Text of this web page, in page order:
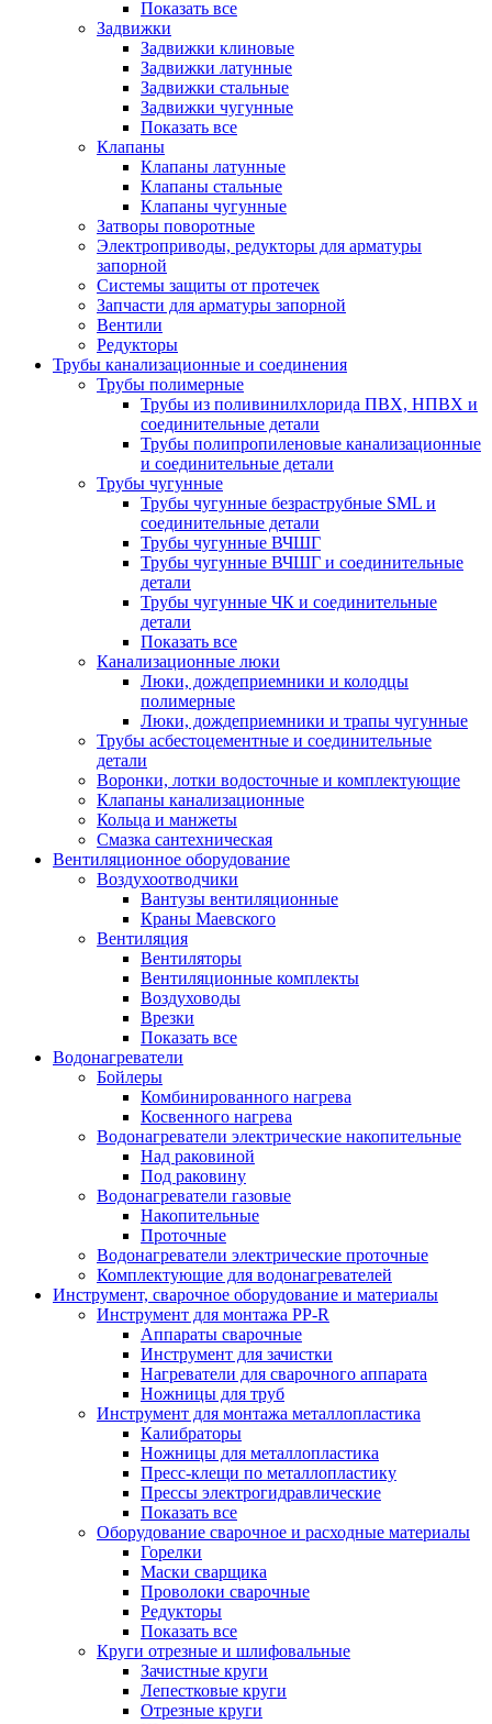
Показать все
Задвижки
Задвижки клиновые
Задвижки латунные
Задвижки стальные
Задвижки чугунные
Показать все
Клапаны
Клапаны латунные
Клапаны стальные
Клапаны чугунные
Затворы поворотные
Электроприводы, редукторы для арматуры
запорной
Системы защиты от протечек
Запчасти для арматуры запорной
Вентили
Редукторы
Трубы канализационные и соединения
Трубы полимерные
Трубы из поливинилхлорида ПВХ, НПВХ и
соединительные детали
Трубы полипропиленовые канализационные
и соединительные детали
Трубы чугунные
Трубы чугунные безраструбные SML и
соединительные детали
Трубы чугунные ВЧШГ
Трубы чугунные ВЧШГ и соединительные
детали
Трубы чугунные ЧК и соединительные
детали
Показать все
Канализационные люки
Люки, дождеприемники и колодцы
полимерные
Люки, дождеприемники и трапы чугунные
Трубы асбестоцементные и соединительные
детали
Воронки, лотки водосточные и комплектующие
Клапаны канализационные
Кольца и манжеты
Смазка сантехническая
Вентиляционное оборудование
Воздухоотводчики
Вантузы вентиляционные
Краны Маевского
Вентиляция
Вентиляторы
Вентиляционные комплекты
Воздуховоды
Врезки
Показать все
Водонагреватели
Бойлеры
Комбинированного нагрева
Косвенного нагрева
Водонагреватели электрические накопительные
Над раковиной
Под раковину
Водонагреватели газовые
Накопительные
Проточные
Водонагреватели электрические проточные
Комплектующие для водонагревателей
Инструмент, сварочное оборудование и материалы
Инструмент для монтажа PP-R
Аппараты сварочные
Инструмент для зачистки
Нагреватели для сварочного аппарата
Ножницы для труб
Инструмент для монтажа металлопластика
Калибраторы
Ножницы для металлопластика
Пресс-клещи по металлопластику
Прессы электрогидравлические
Показать все
Оборудование сварочное и расходные материалы
Горелки
Маски сварщика
Проволоки сварочные
Редукторы
Показать все
Круги отрезные и шлифовальные
Зачистные круги
Лепестковые круги
Отрезные круги